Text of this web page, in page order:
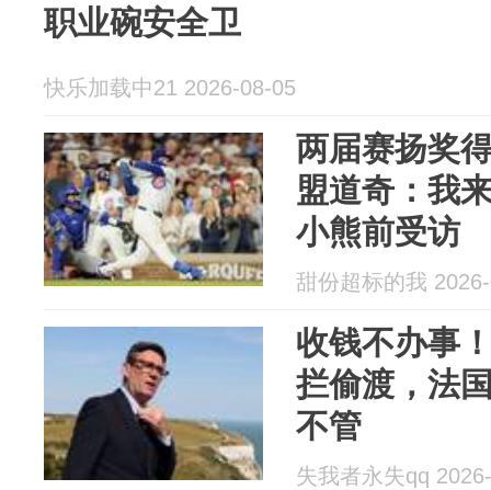
职业碗安全卫
快乐加载中21 2026-08-05
两届赛扬奖
盟道奇：我
小熊前受访
甜份超标的我
收钱不办事
拦偷渡，法
不管
失我者永失qq